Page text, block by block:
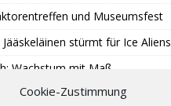
Cookie-Zustimmung
und Museumsfest
stürmt für Ice Aliens
Wachstum mit Maß
Lesen im Park